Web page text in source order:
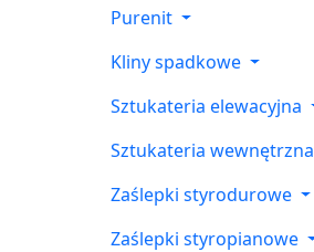
Purenit
Kliny spadkowe
Sztukateria elewacyjna
Sztukateria wewnętrzna
Zaślepki styrodurowe
Zaślepki styropianowe